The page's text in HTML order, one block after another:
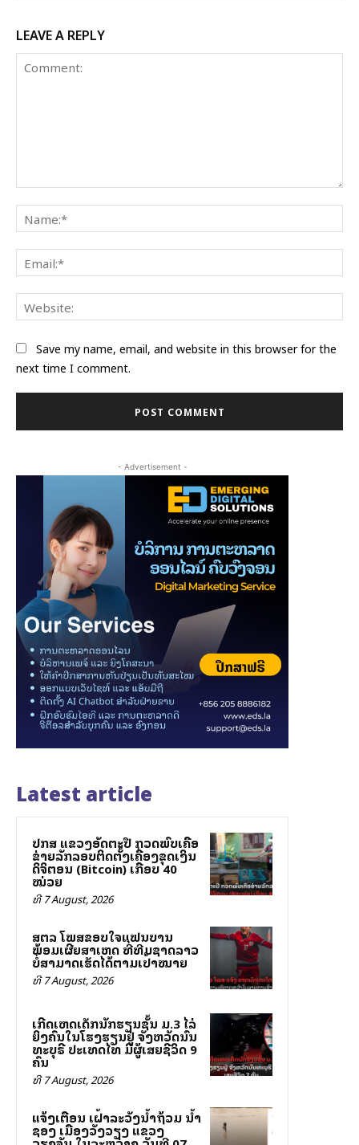
LEAVE A REPLY
Save my name, email, and website in this browser for the
next time I comment.
- Advertisement -
Latest article
ປກສ ແຂວງອັດຕະປື ກວດພົບເຄືອ
ຂ່າຍລັກລອບຕິດຕັ້ງເຄື່ອງຂຸດເງິນ
ດິຈິຕອນ (Bitcoin) ເກືອບ 40
ໝ່ວຍ
ທີ 7 August, 2026
ສຕລ ໂພສຂອບໃຈແຟນບານ
ພ້ອມເຜີຍສາເຫດ ທີ່ທີມຊາດລາວ
ບໍ່ສາມາດເຮັດໄດ້ຕາມເປົ້າໝາຍ
ທີ 7 August, 2026
ເກີດເຫດເດັກນັກຮຽນຊັ້ນ ມ.3 ໄລ່
ຍິງຄົນໃນໂຮງຮຽນຢູ່ ຈັງຫວັດນົນ
ທະບຸຣີ ປະເທດໄທ ມີຜູ້ເສຍຊີວິດ 9
ຄົນ
ທີ 7 August, 2026
ແຈ້ງເຕືອນ ເຝົ້າລະວັງນ້ຳຖ້ວມ ນ້ຳ
ຊອງ ເມືອງວັງວຽງ ແຂວງ